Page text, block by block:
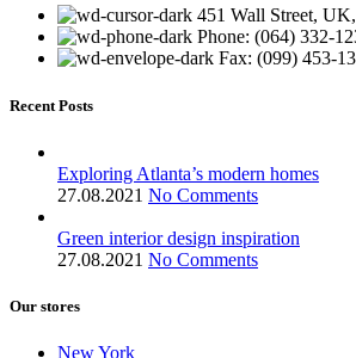
451 Wall Street,
Phone: (064) 332-
Fax: (099) 453-
Recent Posts
Exploring Atlanta’s modern homes
27.08.2021 No Comments
Green interior design inspiration
27.08.2021 No Comments
Our stores
New York